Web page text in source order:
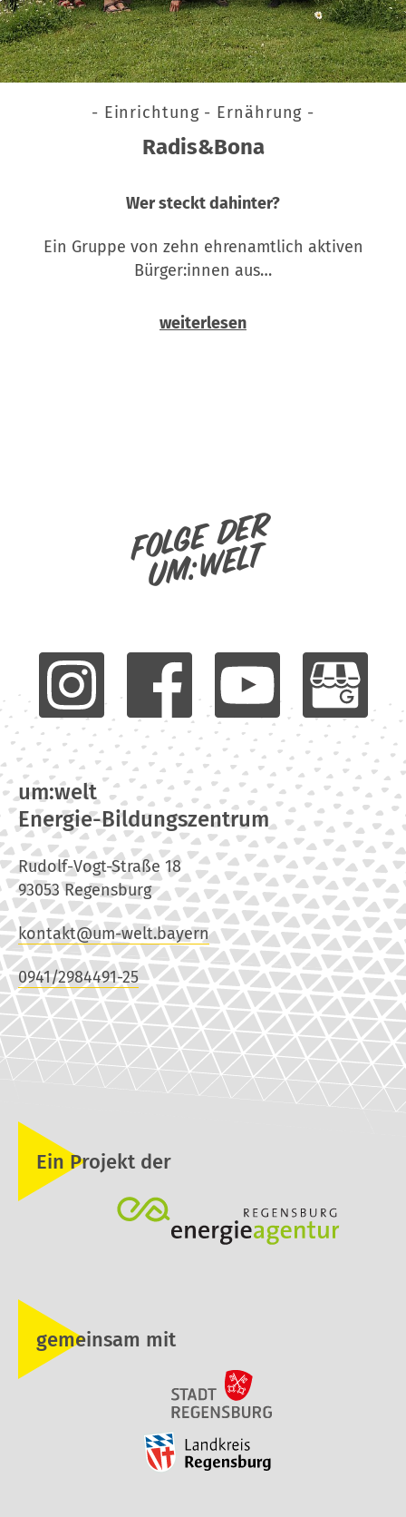
- Einrichtung - Ernährung -
Radis&Bona
Wer steckt dahinter?
Ein Gruppe von zehn ehrenamtlich aktiven
Bürger:innen aus…
weiterlesen
Folge der
um:welt
um:welt
Energie-Bildungszentrum
Rudolf-Vogt-Straße 18
93053 Regensburg
kontakt@um-welt.bayern
0941/2984491-25
Ein Projekt der
gemeinsam mit